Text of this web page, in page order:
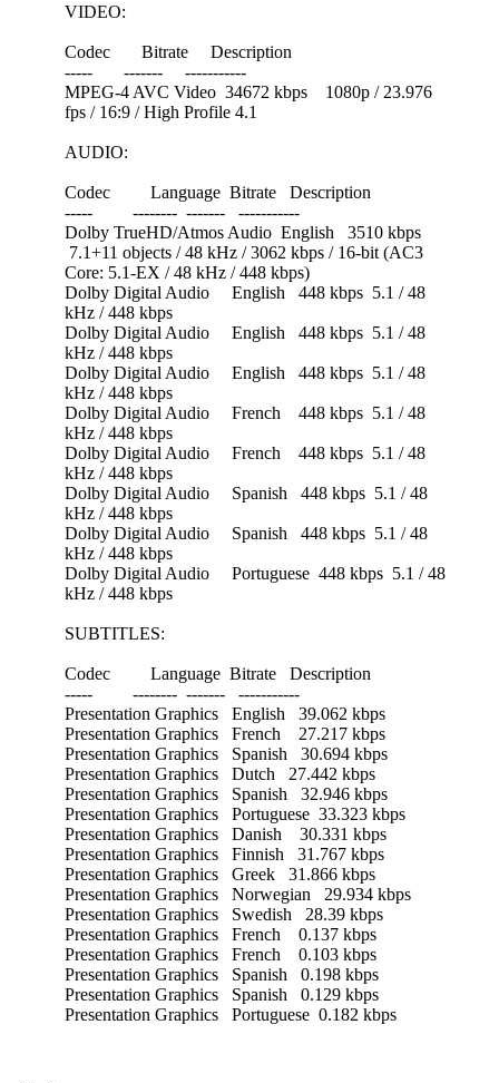
VIDEO:
Codec Bitrate Description
----- ------- -----------
MPEG-4 AVC Video 34672 kbps 1080p / 23.976
fps / 16:9 / High Profile 4.1
AUDIO:
Codec Language Bitrate Description
----- -------- ------- -----------
Dolby TrueHD/Atmos Audio English 3510 kbps
7.1+11 objects / 48 kHz / 3062 kbps / 16-bit (AC3
Core: 5.1-EX / 48 kHz / 448 kbps)
Dolby Digital Audio English 448 kbps 5.1 / 48
kHz / 448 kbps
Dolby Digital Audio English 448 kbps 5.1 / 48
kHz / 448 kbps
Dolby Digital Audio English 448 kbps 5.1 / 48
kHz / 448 kbps
Dolby Digital Audio French 448 kbps 5.1 / 48
kHz / 448 kbps
Dolby Digital Audio French 448 kbps 5.1 / 48
kHz / 448 kbps
Dolby Digital Audio Spanish 448 kbps 5.1 / 48
kHz / 448 kbps
Dolby Digital Audio Spanish 448 kbps 5.1 / 48
kHz / 448 kbps
Dolby Digital Audio Portuguese 448 kbps 5.1 / 48
kHz / 448 kbps
SUBTITLES:
Codec Language Bitrate Description
----- -------- ------- -----------
Presentation Graphics English 39.062 kbps
Presentation Graphics French 27.217 kbps
Presentation Graphics Spanish 30.694 kbps
Presentation Graphics Dutch 27.442 kbps
Presentation Graphics Spanish 32.946 kbps
Presentation Graphics Portuguese 33.323 kbps
Presentation Graphics Danish 30.331 kbps
Presentation Graphics Finnish 31.767 kbps
Presentation Graphics Greek 31.866 kbps
Presentation Graphics Norwegian 29.934 kbps
Presentation Graphics Swedish 28.39 kbps
Presentation Graphics French 0.137 kbps
Presentation Graphics French 0.103 kbps
Presentation Graphics Spanish 0.198 kbps
Presentation Graphics Spanish 0.129 kbps
Presentation Graphics Portuguese 0.182 kbps